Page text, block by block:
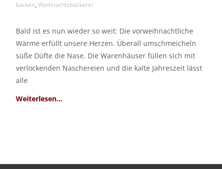
backen, Weihnachtsbäckerei
Bald ist es nun wieder so weit: Die vorweihnachtliche
Wärme erfüllt unsere Herzen. Überall umschmeicheln
süße Düfte die Nase. Die Warenhäuser füllen sich mit
verlockenden Naschereien und die kalte Jahreszeit lässt
alle